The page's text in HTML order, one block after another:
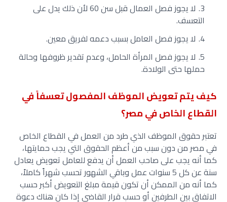
لا يجوز فصل العمال قبل سن 60 لأن ذلك يدل على
التعسف.
لا يجوز فصل العامل بسبب دعمه لفريق معين.
لا يجوز فصل المرأة الحامل، وعدم تقدير ظروفها وحالة
حملها حتى الولادة.
كيف يتم تعويض الموظف المفصول تعسفاً في
القطاع الخاص في مصر؟
تعتبر حقوق الموظف الذي طرد من العمل في القطاع الخاص
في مصر من دون سبب من أعظم الحقوق التي يجب حمايتها،
كما أنه يجب على صاحب العمل أن يدفع للعامل تعويض يعادل
سنة عن كل 5 سنوات عمل وباقي الشهور تحسب شهراً كاملاً،
كما أنه من الممكن أن تكون قيمة مبلغ التعويض أكبر حسب
الاتفاق بين الطرفين أو حسب قرار القاضي إذا كان هناك دعوة